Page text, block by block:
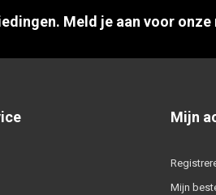
Meld je aan voor
Mijn
Mijn